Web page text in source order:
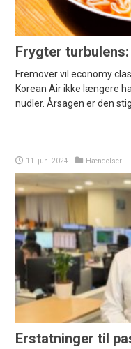
Frygter
Fremover vil economy
Korean Air ikke længere
nudler. Årsagen er den
11. juni 2024 Hændelser
Erstatninger til